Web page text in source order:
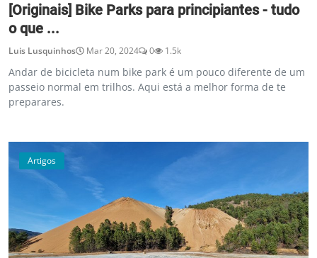
[Originais] Bike Parks para principiantes - tudo
o que ...
Luis Lusquinhos Mar 20, 2024 0 1.5k
Andar de bicicleta num bike park é um pouco diferente de um
passeio normal em trilhos. Aqui está a melhor forma de te
preparares.
Artigos